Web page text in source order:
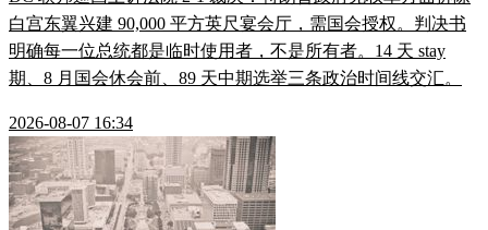
白宫东翼兴建 90,000 平方英尺宴会厅，需国会授权。判决书
明确每一位总统都是临时使用者，不是所有者。14 天 stay
期、8 月国会休会前、89 天中期选举三条政治时间线交汇。
2026-08-07 16:34